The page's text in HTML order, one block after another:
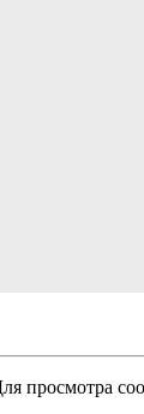
просмотра